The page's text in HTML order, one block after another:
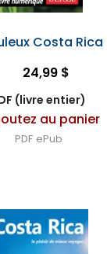
Costa Rica
24,99 $
(livre entier)
au panier
PDF ePub